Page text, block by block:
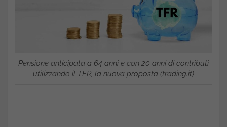
Pensione anticipata a 64 anni e con 20 anni di contributi
utilizzando il TFR, la nuova proposta (trading.it)